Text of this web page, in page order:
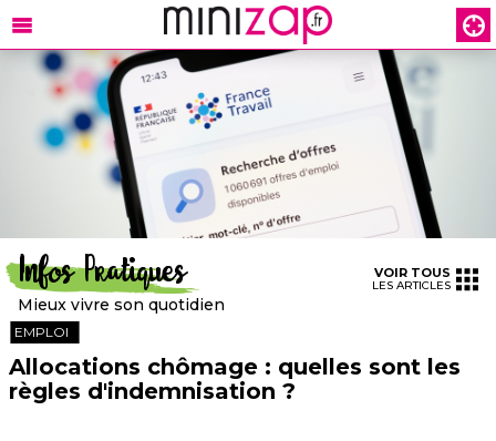
Infos Pratiques
Mieux vivre son quotidien
VOIR TOUS
LES ARTICLES
EMPLOI
Allocations chômage : quelles sont les
règles d'indemnisation ?